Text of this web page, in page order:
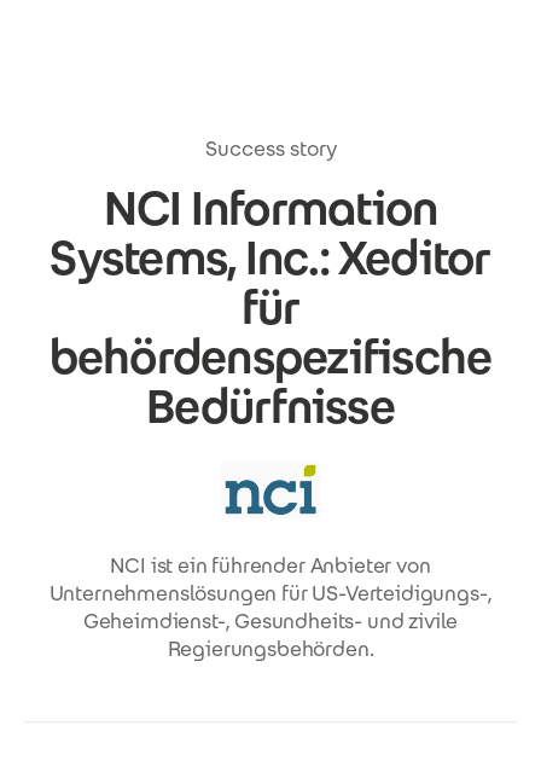
Success story
NCI Information
Systems, Inc.: Xeditor
für
behördenspezifische
Bedürfnisse
NCI ist ein führender Anbieter von
Unternehmenslösungen für US-Verteidigungs-,
Geheimdienst-, Gesundheits- und zivile
Regierungsbehörden.